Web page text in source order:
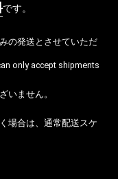
です。
の発送とさせていただ
only accept shipments
いません。
場合は、通常配送スケ